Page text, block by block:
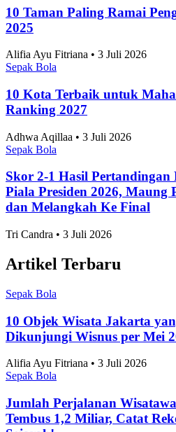
Skor 1-1 Hasil Pertandingan
Indonesia di ASEAN
Tim Garuda Terhenti di Fase
Sepak Bola
Topik
Ekonomi dan BisnisIlmu
NasionalInternasional
2025
Adhwa Aqillaa • 3 Juli 2026
Sepak Bola
10 Kabupaten dengan Desa
Tengah 2025
Agnes Z. Yonatan • 3 Juli 2026
Sepak Bola